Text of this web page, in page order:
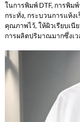
ในการพิมพ์ DTF, การพิม
กระทั่ง, กระบวนการแห้ง
คุณภาพไว้, ให้ผิวเรียบเนี
การผลิตปริมาณมากซึ่งเ